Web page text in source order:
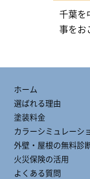
千葉を
事をお
ホーム
選ばれる理由
塗装料金
カラーシミュレーシ
外壁・屋根の無料診
火災保険の活用
よくある質問